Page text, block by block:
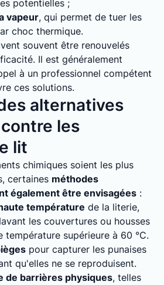
potentielles ;
vapeur, qui permet de tuer les
choc thermique.
souvent être renouvelés
Il est généralement
à un professionnel compétent
ces solutions.
alternatives
les
lit
chimiques soient les plus
certaines méthodes
également être envisagées :
température de la literie,
les couvertures ou housses
température supérieure à 60 °C.
pour capturer les punaises
qu'elles ne se reproduisent.
de barrières physiques, telles